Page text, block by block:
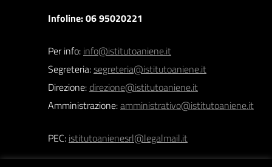
Infoline: 06 95020221
Per info: info@istitutoaniene.it
Segreteria:segreteria@istitutoaniene.it
Direzione: direzione@istitutoaniene.it
Amministrazione:amministrativo@istitutoaniene.it
PEC: istitutoanienesrl@legalmail.it